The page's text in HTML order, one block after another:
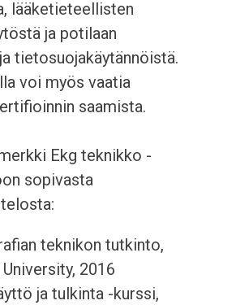
lääketieteellisten
ja potilaan
tietosuojakäytännöistä.
voi myös vaatia
saamista.
Ekg teknikko -
sopivasta
teknikon tutkinto,
2016
ja tulkinta -kurssi,